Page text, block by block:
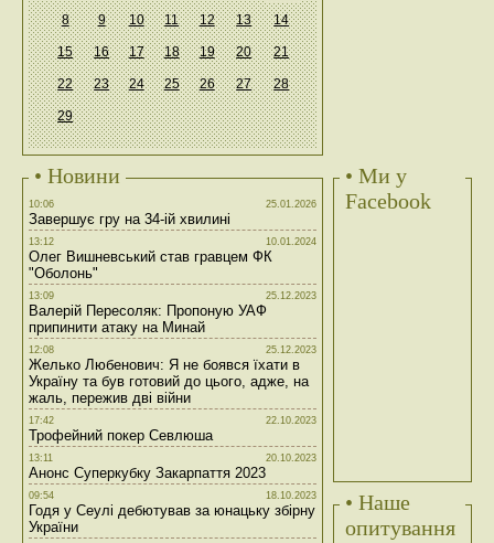
8 9 10 11 12 13 14
15 16 17 18 19 20 21
22 23 24 25 26 27 28
29
• Новини
10:06 25.01.2026
Завершує гру на 34-ій хвилині
13:12 10.01.2024
Олег Вишневський став гравцем ФК
"Оболонь"
13:09 25.12.2023
Валерій Пересоляк: Пропоную УАФ
припинити атаку на Минай
12:08 25.12.2023
Желько Любенович: Я не боявся їхати в
Україну та був готовий до цього, адже, на
жаль, пережив дві війни
17:42 22.10.2023
Трофейний покер Севлюша
13:11 20.10.2023
Анонс Суперкубку Закарпаття 2023
09:54 18.10.2023
Годя у Сеулі дебютував за юнацьку збірну
України
• Ми у
Facebook
• Наше
опитування